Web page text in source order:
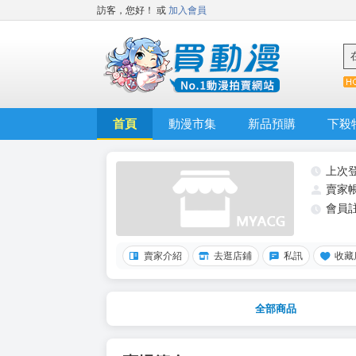
訪客，您好！ 或 加入會員
首頁 動漫市集 新品預購 下殺
上次
賣家
會員
賣家介紹 去逛店鋪 私訊 收藏
全部商品